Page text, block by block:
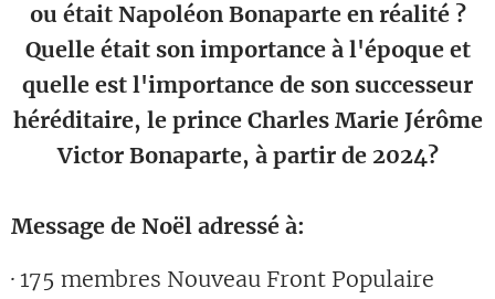
ou était Napoléon Bonaparte en réalité ?
Quelle était son importance à l'époque et
quelle est l'importance de son successeur
héréditaire, le prince Charles Marie Jérôme
Victor Bonaparte, à partir de 2024?
Message de Noël adressé à:
· 175 membres Nouveau Front Populaire